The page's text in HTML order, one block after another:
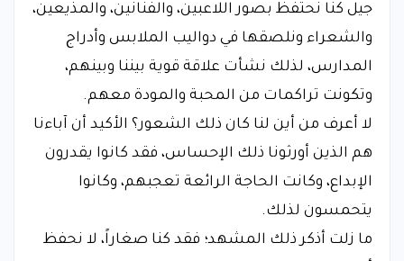
جيل كنا نحتفظ بصور اللاعبين، والفنانين، والمذيعين،
والشعراء ونلصقها في دواليب الملابس وأدراج
المدارس، لذلك نشأت علاقة قوية بيننا وبينهم،
وتكونت تراكمات من المحبة والمودة معهم.
​لا أعرف من أين لنا كان ذلك الشعور؟ الأكيد أن آباءنا
هم الذين أورثونا ذلك الإحساس، فقد كانوا يقدرون
الإبداع، وكانت الحاجة الرائعة تعجبهم، وكانوا
يتحمسون لذلك.
​ما زلت أذكر ذلك المشهد؛ فقد كنا صغاراً، لا نحفظ